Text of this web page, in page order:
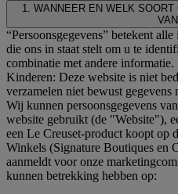
1. WANNEER EN WELK
“Persoonsgegevens” betekent
die ons in staat stelt om u te
combinatie met andere informatie.
Kinderen: Deze website is niet
verzamelen niet bewust
Wij kunnen persoonsgegevens
website gebruikt (de "Website"),
een Le Creuset-product koopt op
Winkels (Signature Boutiques en
aanmeldt voor onze
kunnen betrekking hebben op: